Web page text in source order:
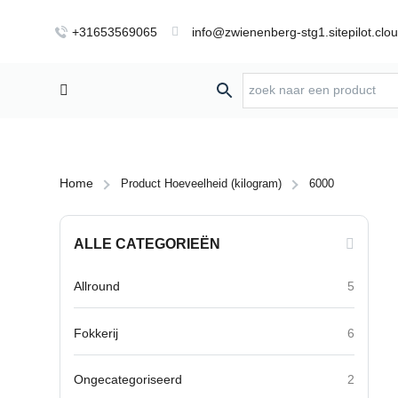
+31653569065 info@zwienenberg-
Home Product Hoeveelheid (kilogram) 6000
ALLE CATEGORIEËN
Allround 5
Fokkerij 6
Ongecategoriseerd 2